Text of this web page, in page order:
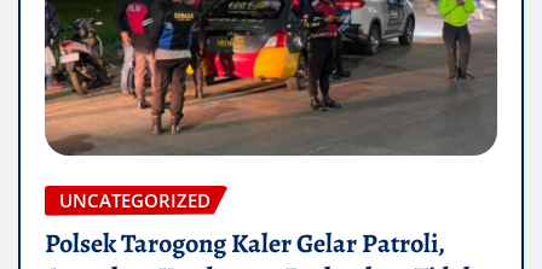
UNCATEGORIZED
Polsek Tarogong Kaler Gelar Patroli,